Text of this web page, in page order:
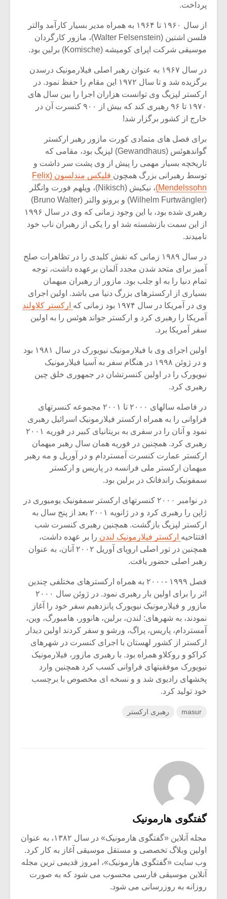
پرداخت.
از سال ۱۹۶۰ تا ۱۹۶۴ به همراه مدیر بسیار کارآمد والتر
فلسن اشتین (Walter Felsenstein)، مازور کارگردان
موسیقی شرکت اپرای کومیشه (Komische) برلین بود.
در سال ۱۹۶۷ به عنوان رهبر اصلی فیلارمونیک درسدن
برگزیده شد و تا سال ۱۹۷۲ این مقام را حفظ نمود. در
ارکستر لپزیگ وی توانست هزاران اجرا را بین سال های
۱۹۷۰ تا ۹۶ رهبری کند که بیش از ۹۰۰ کنسرت آن در
خارج از کشور برگزار شد!
برای فصل های متمادی کورت مازور رهبر ارکستر
گواندهوئس (Gewandhaus) لپزیگ بود، مقامی که
تاریخچه بسیار مهمی را پیش از وی پشت سر داشت و
توسط رهبرانی بزرگ همچون
فلیکس مندلسون (Felix
Mendelssohn)
، نیکیش (Nikisch)، ویلهم فورت وانگلر
(Wilhelm Furtwängler) و برونو والتر (Bruno Walter)
رهبری شده بود، با این وجود زمانی که وی در سال ۱۹۹۶
از این سمت بازنشسته شد او را یکی از رهبران ناب خود
نامیدند.
در سال ۱۹۸۹ زمانی که نقش کلیدی را در تظاهرات صلح
آمیز برای متحد شدن مجدد آلمان برعهده داشت، توجه
تمام دنیا را به او جلب بود. مازور از رهبران میهمان
بسیاری از ارکسترهای بزرگ دنیا می باشد. اولین اجرای
وی در آمریکا در سال ۱۹۷۴ بود زمانی که
ارکستر کلاولند
آمریکا را رهبری کرد و ارکستر جواند هوئس را به اولین
سفر آمریکا برد.
اولین اجرای وی با فیلارمونیک نیویورک در سال ۱۹۸۱ بود
و در ژوئن ۱۹۹۸ در هنگام سفر به آسیا فیلارمونیک
نیویورک را در اولین کنسرتشان در جمهوری خلق چین
رهبری کرد.
در فاصله سالهای ۲۰۰۰ تا ۲۰۰۱ مجموعه کنسرتهای
فراوانی را به همراه ارکستر فیلارمونیک اسرائیل رهبری
نمود و آنان را در سفری به بریتانیای کبیر در فوریه ۲۰۰۱
رهبری کرد. همچنین در فوریه همان سال رهبر میهمان
ارکستر عمارت کنسرت آمستردام و در آوریل و مه رهبر
میهمان ارکستر ملی فرانسه در پاریس و ارکستر
سمفونیک راندفانک در برلین بود.
در نوامبر ۲۰۰۰ کنسرتهای ارکستر سمفونیک یومیوری در
ژاپن را رهبری کرد و در ژانویه ۲۰۰۱ بعد از پنج سال به
ارکستر لپزیگ بازگشت. همچنین رهبری کنسرت شب
افتتاحیه ارکستر فیلارمونیک لندن را بر عهده داشت،
همچنین در تور اصلی اروپای آوریل ۲۰۰۲ آنان، به عنوان
رهبر اصلی حضور یافت.
فصل ۱۹۹۹ -۲۰۰۰ به همراه ارکسترهای مختلفی چندین
اثر را برای اولین بار رهبری نمود. در ژوئن سال ۲۰۰۰
مازور و فیلارمونیک نیویورک پانزدهیم سفر خود را آغاز
نمودند، به شهرهای: لندن، برلین، هانوور، هامبورگ، وین،
آمستردام، پاریس، پراگ، ورشو و سفر کردند اولین دیدار
ارکستر از کشور لهستان با اجرای کنسرت در شهرهای
کراکو و روکلاو همراه بود. با رهبری مازور، فیلارمونیک
نیویورک موفقیتهای فراوانی کسب کرد همچنین وارد
پخشهای رادیوی شد و و نسخه ای مخصوص با برچسب
خود تولید کرد.
masur رهبری ارکستر
گفتگوی هارمونیک
مجله آنلاین «گفتگوی هارمونیک» در سال ۱۳۸۲، به عنوان
اولین وبلاگ تخصصی و مستقل موسیقی آغاز به کار کرد.
وب سایت «گفتگوی هارمونیک»، امروز قدیمی ترین مجله
آنلاین موسیقی فارسی محسوب می شود که به صورت
روزانه به روزرسانی می شود.
میکلوش روژا
یادداشتی بر موسیقی
متن فیلم «متری
شیش و نیم»
مشهورترین باشی،
بدنام ترین باش
دوره
موسیقی
برگزار
موسیقی